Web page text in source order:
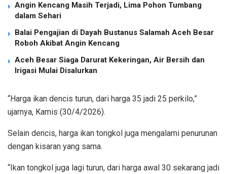
Angin Kencang Masih Terjadi, Lima Pohon Tumbang
dalam Sehari
Balai Pengajian di Dayah Bustanus Salamah Aceh Besar
Roboh Akibat Angin Kencang
Aceh Besar Siaga Darurat Kekeringan, Air Bersih dan
Irigasi Mulai Disalurkan
“Harga ikan dencis turun, dari harga 35 jadi 25 perkilo,”
ujarnya, Kamis (30/4/2026).
Selain dencis, harga ikan tongkol juga mengalami penurunan
dengan kisaran yang sama.
“Ikan tongkol juga lagi turun, dari harga awal 30 sekarang jadi